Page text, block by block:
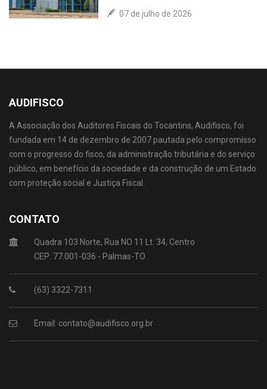
07 de julho de 2026
AUDIFISCO
A Associação dos Auditores Fiscais do Tocantins, Audifisco, foi
fundada em 14 de dezembro de 2007 pautada pelo compromisso
com o progresso do fisco, da administração tributária e do serviço
público, em benefício da sociedade e da construção de um Estado
com proteção social e Justiça Fiscal.
CONTATO
Quadra 103 Norte, Rua NO 11 Lt. 34, Centro
CEP: 77.001-036 - Palmas-TO
(63) 3322-7311
Email: contato@audifisco.org.br